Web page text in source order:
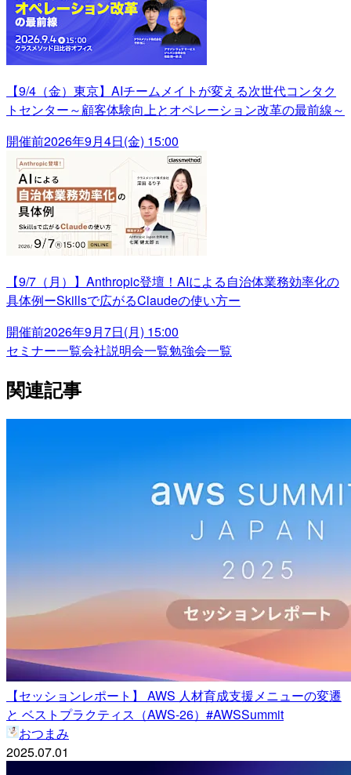
【9/4（金）東京】AIチームメイトが変える次世代コンタク
トセンター～顧客体験向上とオペレーション改革の最前線～
開催前2026年9月4日(金) 15:00
【9/7（月）】Anthropic登壇！AIによる自治体業務効率化の
具体例ーSkillsで広がるClaudeの使い方ー
開催前2026年9月7日(月) 15:00
セミナー一覧会社説明会一覧勉強会一覧
関連記事
【セッションレポート】 AWS 人材育成支援メニューの変遷
と ベストプラクティス（AWS-26）#AWSSummit
おつまみ
2025.07.01